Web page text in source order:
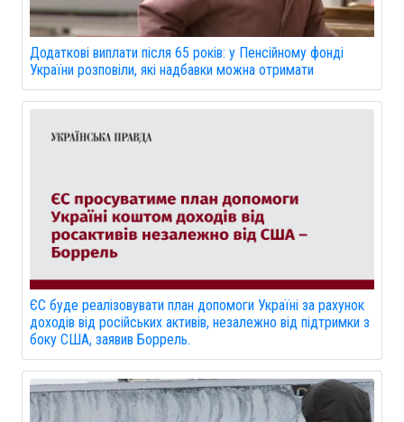
Додаткові виплати після 65 років: у Пенсійному фонді
України розповіли, які надбавки можна отримати
ЄС буде реалізовувати план допомоги Україні за рахунок
доходів від російських активів, незалежно від підтримки з
боку США, заявив Боррель.